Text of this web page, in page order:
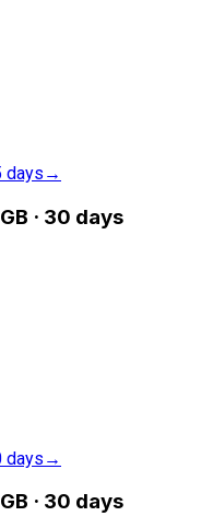
days →
· 30 days
days →
· 30 days